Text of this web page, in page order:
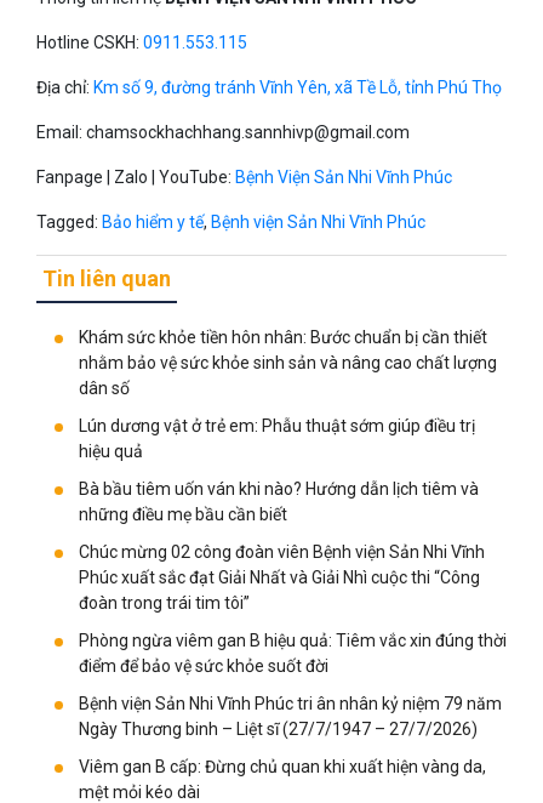
Hotline CSKH: 0911.553.115
Địa chỉ: Km số 9, đường tránh Vĩnh Yên, xã Tề Lỗ, tỉnh Phú Thọ
Email: chamsockhachhang.sannhivp@gmail.com
Fanpage | Zalo | YouTube: Bệnh Viện Sản Nhi Vĩnh Phúc
Tagged: Bảo hiểm y tế, Bệnh viện Sản Nhi Vĩnh Phúc
Tin liên quan
Khám sức khỏe tiền hôn nhân: Bước chuẩn bị cần thiết
nhằm bảo vệ sức khỏe sinh sản và nâng cao chất lượng
dân số
Lún dương vật ở trẻ em: Phẫu thuật sớm giúp điều trị
hiệu quả
Bà bầu tiêm uốn ván khi nào? Hướng dẫn lịch tiêm và
những điều mẹ bầu cần biết
Chúc mừng 02 công đoàn viên Bệnh viện Sản Nhi Vĩnh
Phúc xuất sắc đạt Giải Nhất và Giải Nhì cuộc thi “Công
đoàn trong trái tim tôi”
Phòng ngừa viêm gan B hiệu quả: Tiêm vắc xin đúng thời
điểm để bảo vệ sức khỏe suốt đời
Bệnh viện Sản Nhi Vĩnh Phúc tri ân nhân kỷ niệm 79 năm
Ngày Thương binh – Liệt sĩ (27/7/1947 – 27/7/2026)
Viêm gan B cấp: Đừng chủ quan khi xuất hiện vàng da,
mệt mỏi kéo dài